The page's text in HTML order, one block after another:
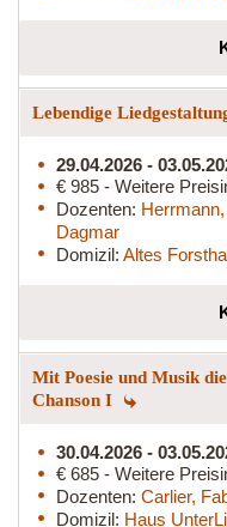
Lebendige
29.04.2026 -
€ 985 - Weitere
Dozenten:
Dagmar
Domizil: Altes
Mit Poesie und Musik
Chanson I
30.04.2026 -
€ 685 - Weitere
Dozenten: Carlier,
Domizil: Haus